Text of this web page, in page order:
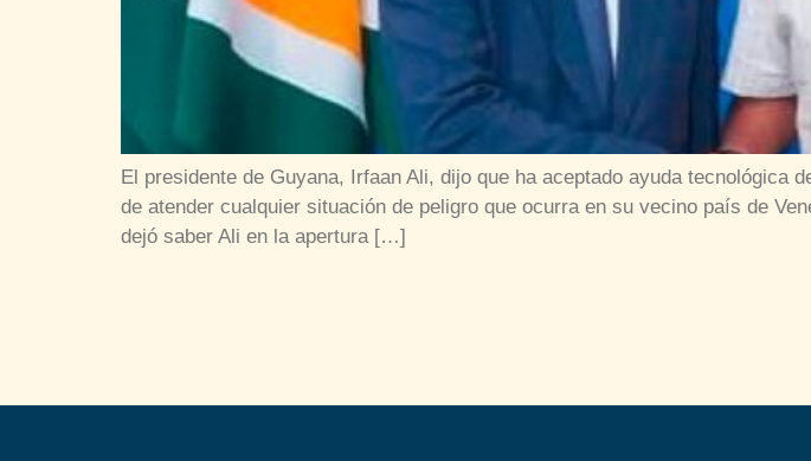
El presidente de Guyana, Irfaan Ali, dijo que ha aceptado ayuda
de atender cualquier situación de peligro que ocurra en su vecino país de
dejó saber Ali en la apertura […]